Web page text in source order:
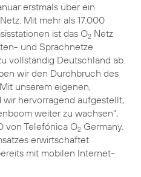
erstmals über ein
. Mit mehr als 17.000
ist das O2 Netz
und Sprachnetze
vollständig Deutschland ab.
wir den Durchbruch des
unserem eigenen,
hervorragend aufgestellt,
weiter zu wachsen",
von Telefónica O2 Germany.
erwirtschaftet
mit mobilen Internet-